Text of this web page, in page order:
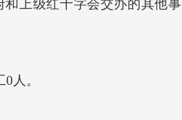
上级红十字会交办的其他事
人。